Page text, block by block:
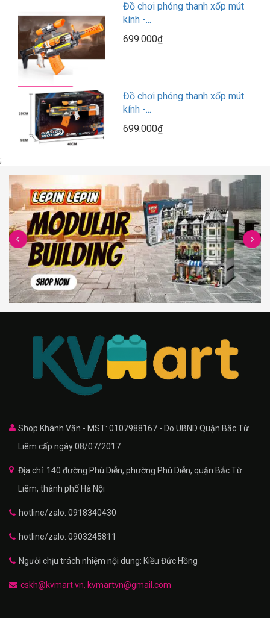
Đồ chơi phóng thanh xốp mút
kính -...
699.000₫
Đồ chơi phóng thanh xốp mút
kính -...
699.000₫
;
Shop Khánh Văn - MST: 0107988167 - Do UBND Quận Bắc Từ
Liêm cấp ngày 08/07/2017
Địa chỉ: 140 đường Phú Diễn, phường Phú Diễn, quận Bắc Từ
Liêm, thành phố Hà Nội
hotline/zalo: 0918340430
hotline/zalo: 0903245811
Người chịu trách nhiệm nội dung: Kiều Đức Hồng
cskh@kvmart.vn, kvmartvn@gmail.com